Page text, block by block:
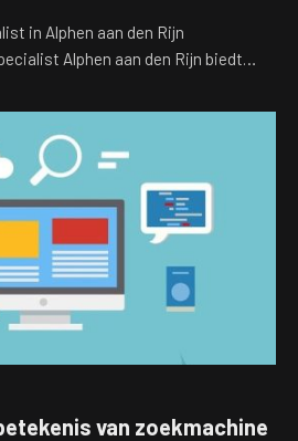
in Alphen aan den Rijn
Alphen aan den Rijn biedt…
van zoekmachine